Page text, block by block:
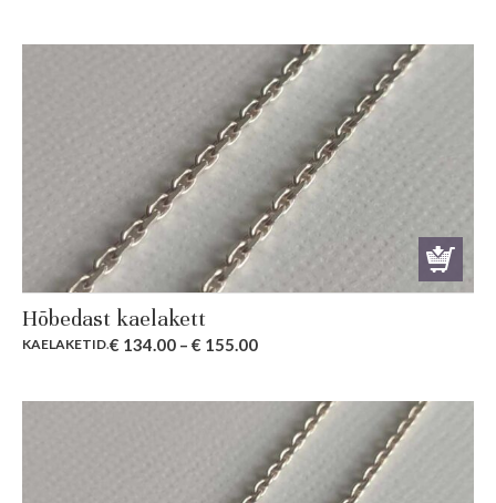
Hõbedast kaelakett
KAELAKETID.€ 134.00 – € 155.00